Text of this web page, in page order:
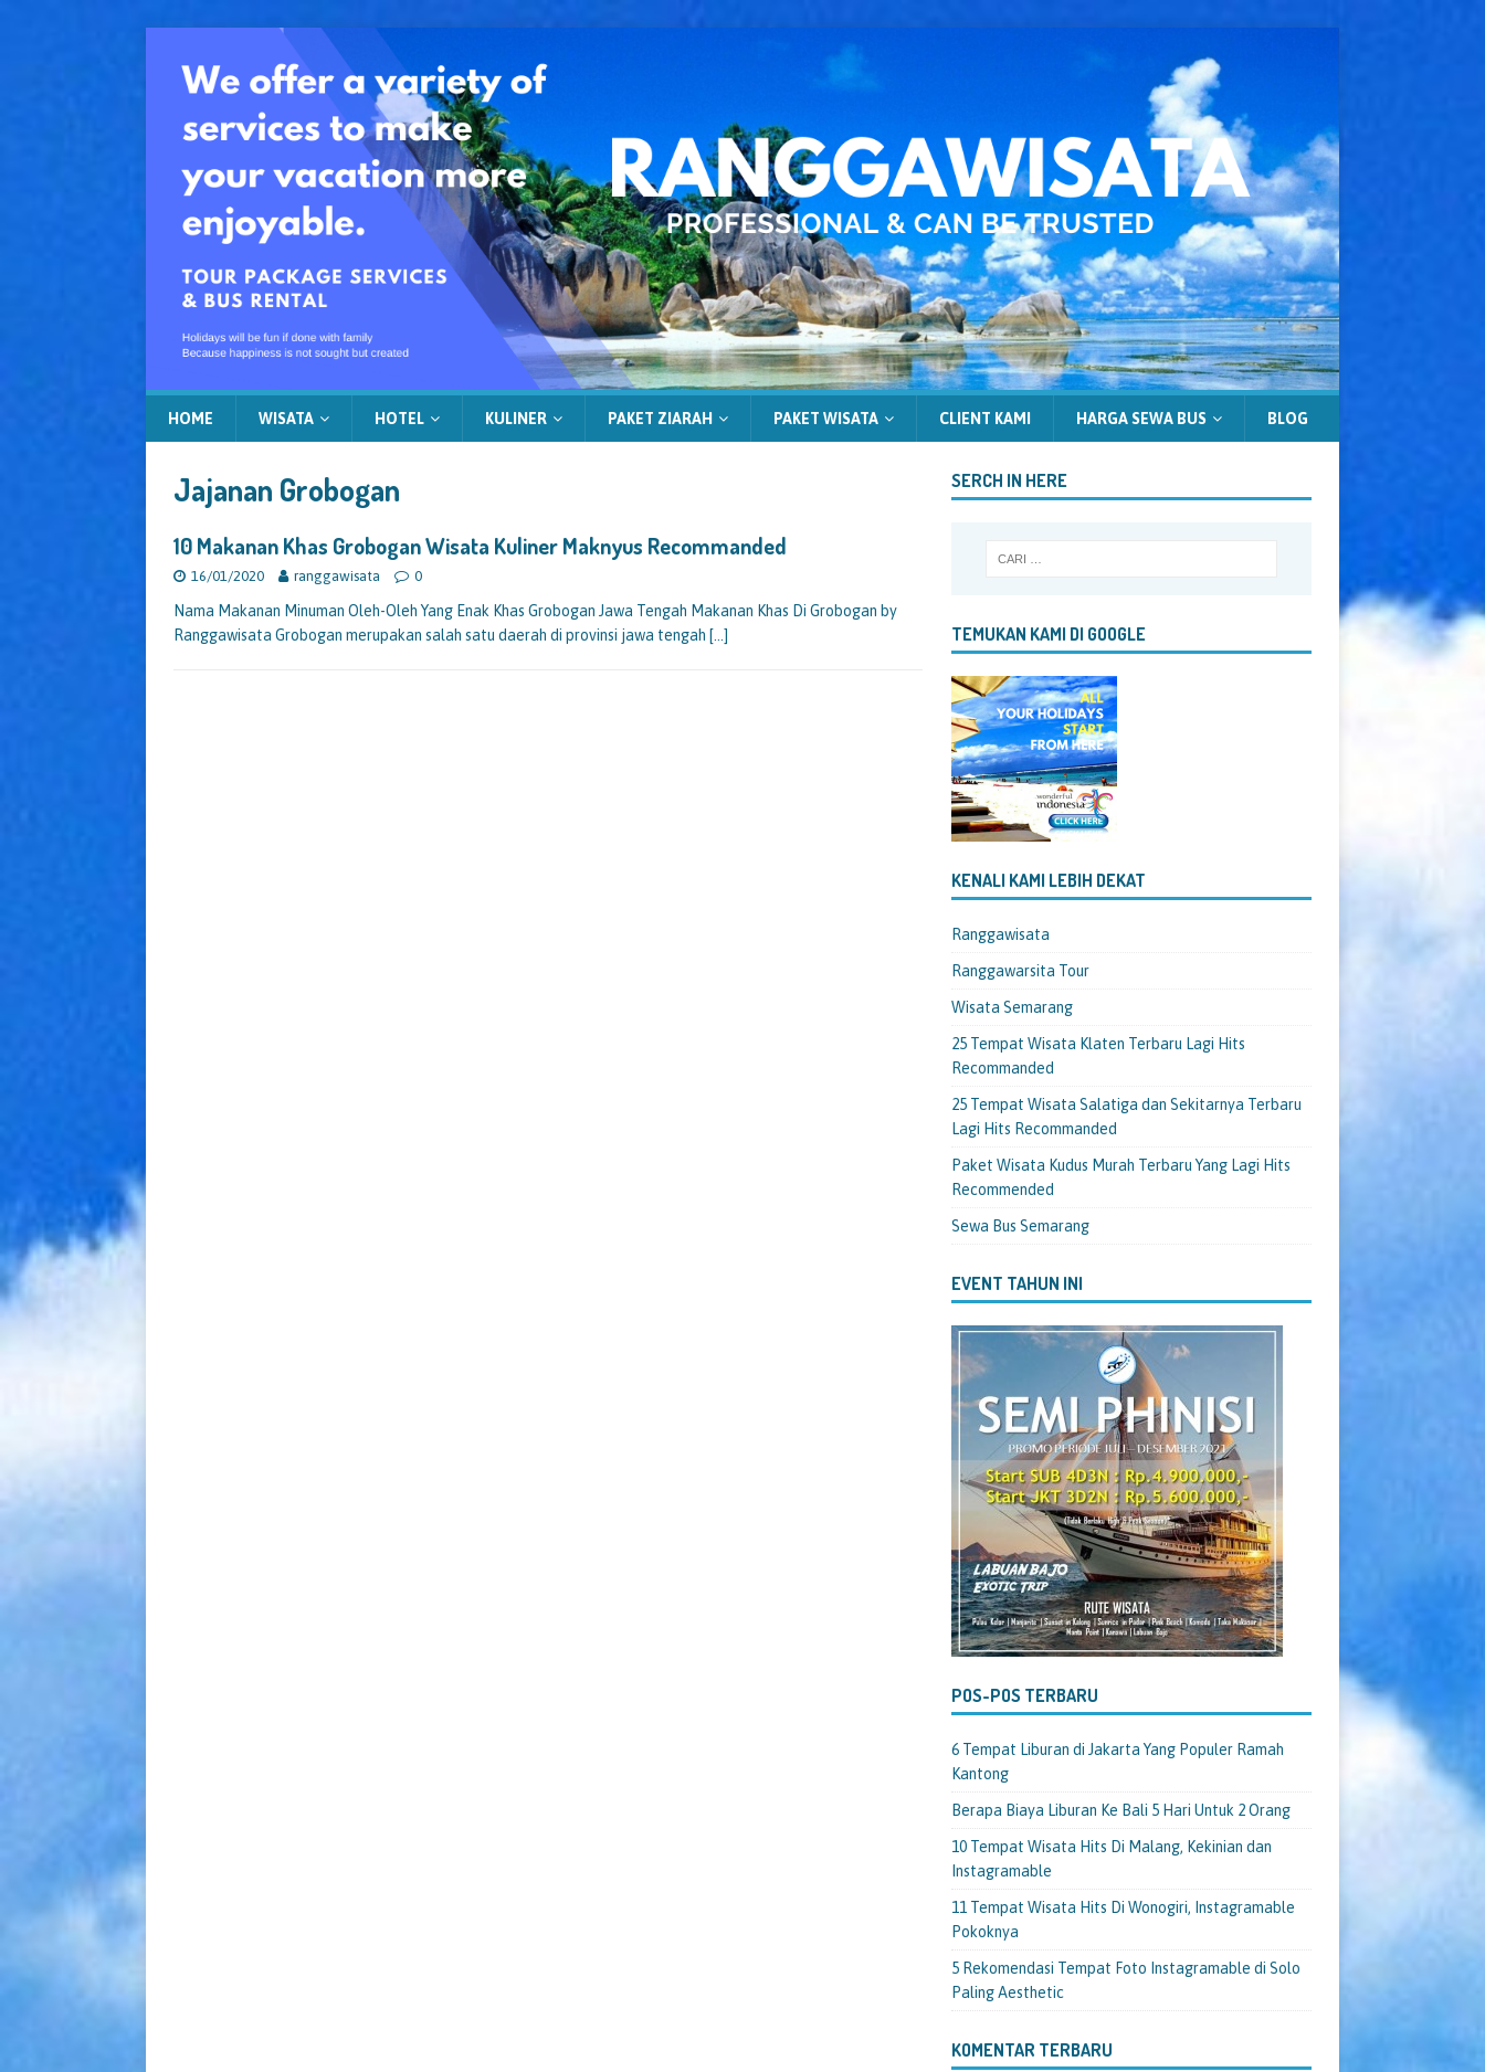
HOME WISATA HOTEL KULINER PAKET ZIARAH PAKET WISATA CLIENT KAMI HARGA SEWA BUS BLOG
Jajanan Grobogan
10 Makanan Khas Grobogan Wisata Kuliner Maknyus Recommanded
16/01/2020 ranggawisata 0
Nama Makanan Minuman Oleh-Oleh Yang Enak Khas Grobogan Jawa Tengah Makanan Khas Di Grobogan by
Ranggawisata Grobogan merupakan salah satu daerah di provinsi jawa tengah […]
SERCH IN HERE
TEMUKAN KAMI DI GOOGLE
KENALI KAMI LEBIH DEKAT
Ranggawisata
Ranggawarsita Tour
Wisata Semarang
25 Tempat Wisata Klaten Terbaru Lagi Hits
Recommanded
25 Tempat Wisata Salatiga dan Sekitarnya Terbaru
Lagi Hits Recommanded
Paket Wisata Kudus Murah Terbaru Yang Lagi Hits
Recommended
Sewa Bus Semarang
EVENT TAHUN INI
POS-POS TERBARU
6 Tempat Liburan di Jakarta Yang Populer Ramah
Kantong
Berapa Biaya Liburan Ke Bali 5 Hari Untuk 2 Orang
10 Tempat Wisata Hits Di Malang, Kekinian dan
Instagramable
11 Tempat Wisata Hits Di Wonogiri, Instagramable
Pokoknya
5 Rekomendasi Tempat Foto Instagramable di Solo
Paling Aesthetic
KOMENTAR TERBARU